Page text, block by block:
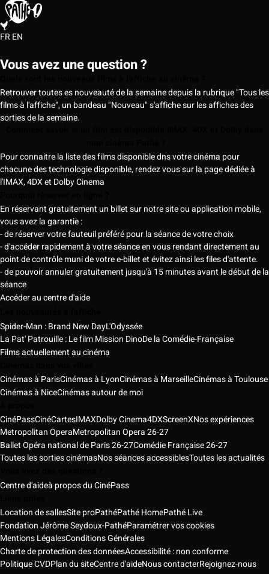
FREN
Vous avez une question ?
Retrouver toutes es nouveauté de la semaine depuis la rubrique "Tous les
films à l'affiche", un bandeau "Nouveau" s'affiche sur les affiches des
sorties de la semaine.
Pour connaitre la liste des films disponible dns votre cinéma pour
chacune des technologie disponible, rendez vous sur la page dédiée à
l'IMAX, 4DX et Dolby Cinema
En réservant gratuitement un billet sur notre site ou application mobile,
vous avez la garantie :
- de réserver votre fauteuil préféré pour la séance de votre choix
- d'accéder rapidement à votre séance en vous rendant directement au
point de contrôle muni de votre e-billet et évitez ainsi les files d'attente.
- de pouvoir annuler gratuitement jusqu'à 15 minutes avant le début de la
séance
Accéder au centre d'aide
Spider-Man : Brand New DayL'Odyssée
La Pat' Patrouille : Le film Mission DinoDe la Comédie-Française
Films actuellement au cinéma
Cinémas à ParisCinémas à LyonCinémas à MarseilleCinémas à Toulouse
Cinémas à NiceCinémas autour de moi
CinéPassCinéCartesIMAXDolby Cinema4DXScreenXNos expériences
Metropolitan OperaMetropolitan Opera 26-27
Ballet Opéra national de Paris 26-27Comédie Française 26-27
Toutes les sorties cinémasNos séances accessiblesToutes les actualités
Centre d'aideà propos du CinéPass
Location de sallesSite proPathéPathé HomePathé Live
Fondation Jérôme Seydoux-PathéParamétrer vos cookies
Mentions LégalesConditions Générales
Charte de protection des donnéesAccessibilité : non conforme
Politique CVDPlan du siteCentre d'aideNous contacterRejoignez-nous